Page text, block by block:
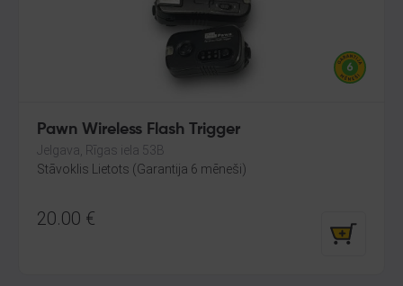
Pawn Wireless Flash Trigger
Jelgava, Rīgas iela 53B
Stāvoklis Lietots (Garantija 6 mēneši)
20.00 €